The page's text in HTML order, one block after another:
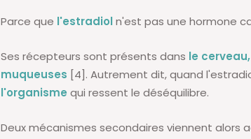
Parce que l'estradioln'est pas une hormone
Ses récepteurs sont présents dans le
muqueuses [4]. Autrement dit, quand
l'organisme qui ressent le déséquilibre.
Deux mécanismes secondaires viennent alors